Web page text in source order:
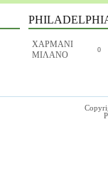
ΧΑΡΜΑΝΙ
ΜΙΛΑΝΟ
0